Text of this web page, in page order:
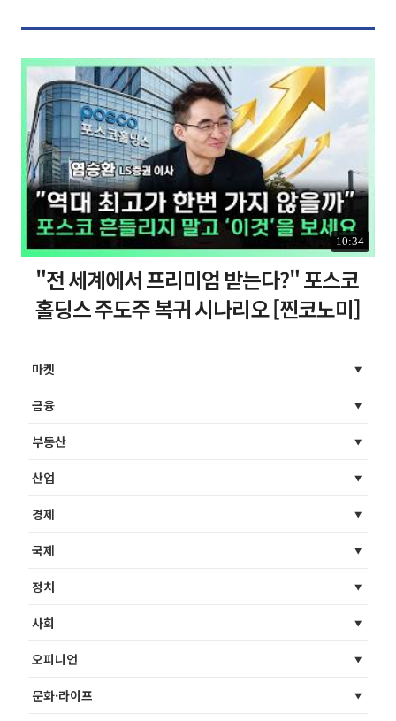
10:34
"전 세계에서 프리미엄 받는다?" 포스코
홀딩스 주도주 복귀 시나리오 [찐코노미]
마켓
금융
부동산
산업
경제
국제
정치
사회
오피니언
문화·라이프